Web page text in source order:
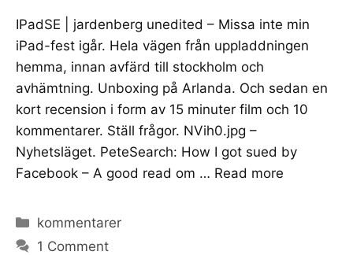
IPadSE | jardenberg unedited – Missa inte min
iPad-fest igår. Hela vägen från uppladdningen
hemma, innan avfärd till stockholm och
avhämtning. Unboxing på Arlanda. Och sedan en
kort recension i form av 15 minuter film och 10
kommentarer. Ställ frågor. NVih0.jpg –
Nyhetsläget. PeteSearch: How I got sued by
Facebook – A good read om … Read more
Categories
kommentarer
1 Comment